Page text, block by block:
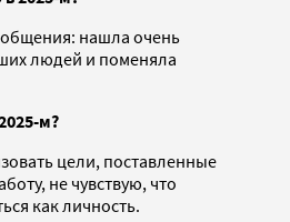
нашла очень
людей и поменяла
м?
цели, поставленные
не чувствую, что
как личность.